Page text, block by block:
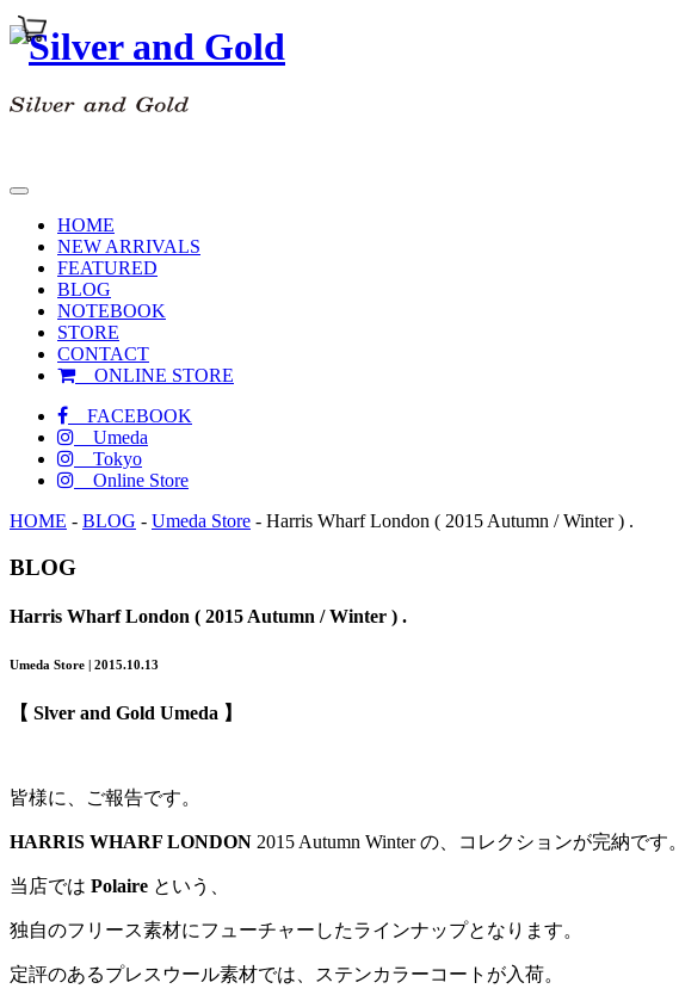
toggle
navigation
HOME
NEW ARRIVALS
FEATURED
BLOG
NOTEBOOK
STORE
CONTACT
ONLINE STORE
FACEBOOK
Umeda
Tokyo
Online Store
HOME - BLOG - Umeda Store - Harris Wharf London ( 2015 Autumn / Winter ) .
BLOG
Harris Wharf London ( 2015 Autumn / Winter ) .
Umeda Store | 2015.10.13
【 Slver and Gold Umeda 】
皆様に、ご報告です。
HARRIS WHARF LONDON 2015 Autumn Winter の、コレクションが完納です。
当店では Polaire という、
独自のフリース素材にフューチャーしたラインナップとなります。
定評のあるプレスウール素材では、ステンカラーコートが入荷。